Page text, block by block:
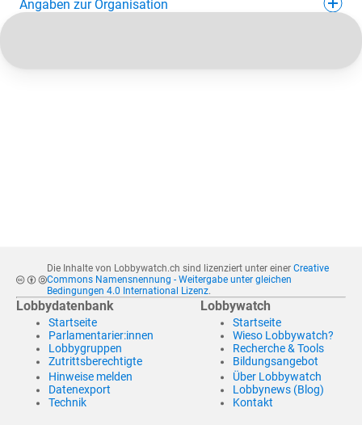
Angaben zur Organisation
Die Inhalte von Lobbywatch.ch sind lizenziert unter einer Creative
Commons Namensnennung - Weitergabe unter gleichen
Bedingungen 4.0 International Lizenz.
Lobbydatenbank
Startseite
Parlamentarier:innen
Lobbygruppen
Zutrittsberechtigte
Hinweise melden
Datenexport
Technik
Lobbywatch
Startseite
Wieso Lobbywatch?
Recherche & Tools
Bildungsangebot
Über Lobbywatch
Lobbynews (Blog)
Kontakt